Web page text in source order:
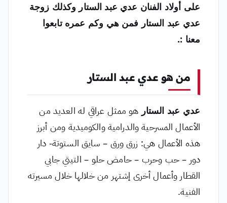
على أولاد الفنان عدي عبد الستار وكذلك زوجة
عدي عبد الستار فمن هي وكم عمره تابعوا
معنا :.
من هو عدي عبد الستار
عدي عبد الستار هو ممثل عراقي له العديد من
الأعمال المسرحية والدرامية والكوميدية ومن أبرز
هذه الأعمال هي: زرق ورق – سايق الستوتة- دار
دور – حب وحرب – حامض حلو – التيتي جابي
القطار وأعمال أخرى إشتهر من خلالها خلال مسيرته
الفنية.